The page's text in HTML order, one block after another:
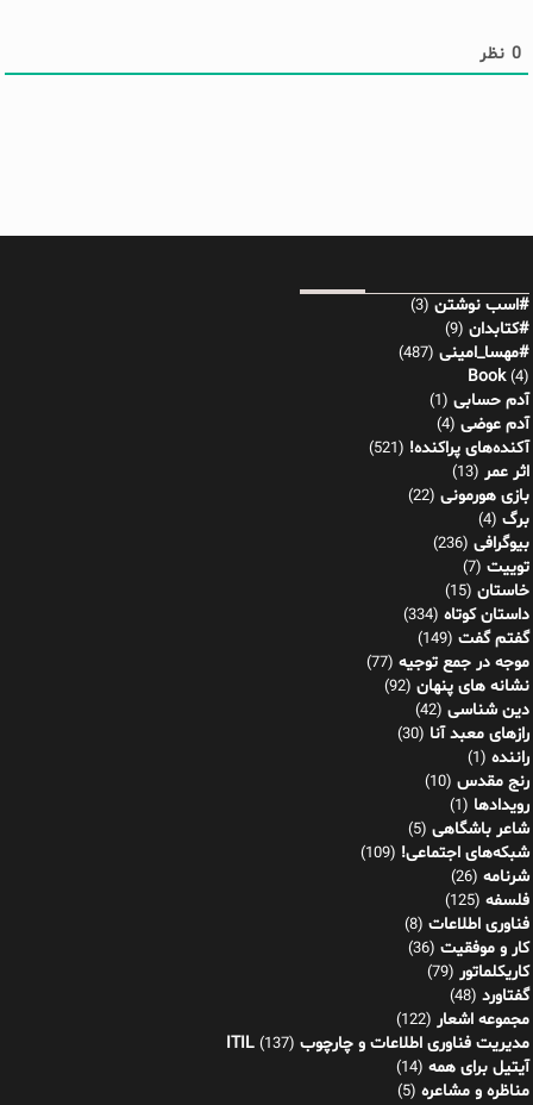
0 نظر
#اسب نوشتن (3)
#کتابدان (9)
#مهسا_امینی (487)
Book(4)
آدم حسابی (1)
آدم عوضی (4)
آکنده‌های پراکنده! (521)
اثر عمر (13)
بازی هورمونی (22)
برگ (4)
بیوگرافی (236)
توییت (7)
خاستان (15)
داستان کوتاه (334)
گفتم گفت (149)
موجه در جمع توجیه (77)
نشانه های پنهان (92)
دین شناسی (42)
رازهای معبد آنا (30)
راننده (1)
رنج مقدس (10)
رویدادها (1)
شاعر باشگاهی (5)
شبکه‌های اجتماعی! (109)
شرنامه (26)
فلسفه (125)
فناوری اطلاعات (8)
کار و موفقیت (36)
کاریکلماتور (79)
گفتاورد (48)
مجموعه اشعار (122)
مدیریت فناوری اطلاعات و چارچوب ITIL (137)
آیتیل برای همه (14)
مناظره و مشاعره (5)